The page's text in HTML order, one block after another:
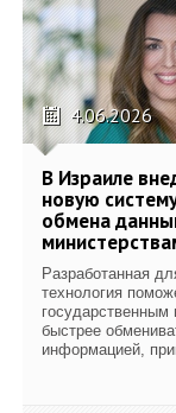
4.06.2026
В Израиле
новую
обмена
Разработанная
технология
государственным
быстрее
информацией,